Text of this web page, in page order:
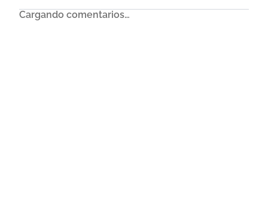
Cargando comentarios…